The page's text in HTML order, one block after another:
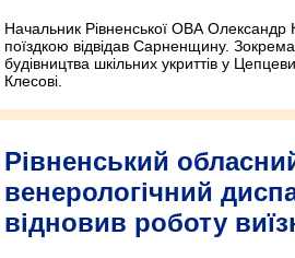
Начальник Рівненської ОВА Олександр
поїздкою відвідав Сарненщину.
будівництва шкільних укриттів у
Клесові.
Рівненський
венерологічний
відновив роботу